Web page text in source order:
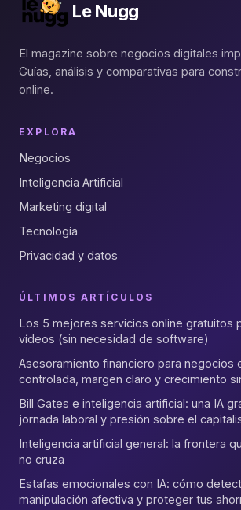
Le Nugg
El magazine sobre negocios digitales
Guías, análisis y comparativas para
online.
EXPLORA
Negocios
Inteligencia Artificial
Marketing digital
Tecnología
Privacidad y datos
ÚLTIMOS ARTÍCULOS
Los 5 mejores servicios online gratuitos
vídeos (sin necesidad de software)
Asesoramiento financiero para negocios
controlada, margen claro y crecimiento
Bill Gates e inteligencia artificial: una IA
jornada laboral y presión sobre el
Inteligencia artificial general: la frontera
no cruza
Estafas emocionales con IA: cómo
manipulación afectiva y proteger tus